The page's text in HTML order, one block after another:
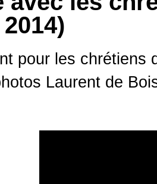
2014)
pour les chrétiens
Laurent de